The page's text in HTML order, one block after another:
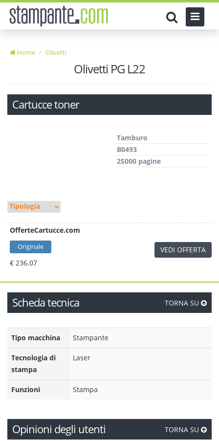
Home Olivetti
Olivetti PG L22
Cartucce toner
Tamburo
B0493
25000 pagine
OfferteCartucce.com
Originale
€ 236.07
VEDI OFFERTA
Scheda tecnica TORNA SU
Tipo macchina Stampante
Tecnologia di
stampa
Laser
Funzioni Stampa
Opinioni degli utenti TORNA SU